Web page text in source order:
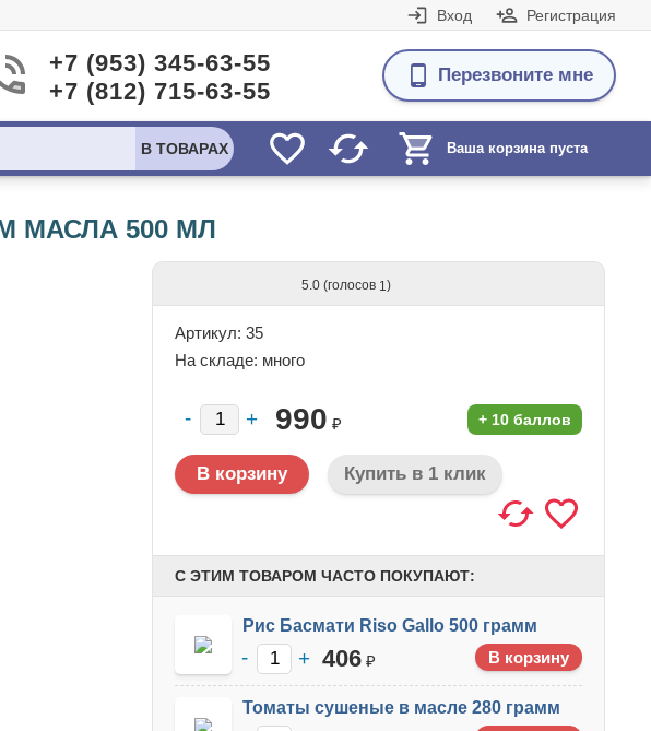
Вход Регистрация
+7 (953) 345-63-55
+7 (812) 715-63-55
Перезвоните мне
Ваша корзина пуста
В ТОВАРАХ
МАСЛА 500 МЛ
5.0 (голосов 1 )
Артикул: 35
На складе: много
990 ₽ + 10 баллов
Купить в 1 клик
С ЭТИМ ТОВАРОМ ЧАСТО ПОКУПАЮТ:
Рис Басмати Riso Gallo 500 грамм
406 ₽
Томаты сушеные в масле 280 грамм